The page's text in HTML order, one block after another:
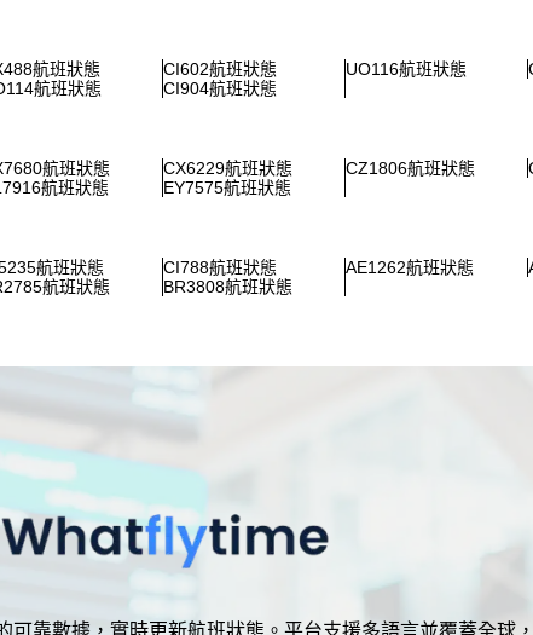
航班狀態 CI602航班狀態 UO116航班狀態
航班狀態 CI904航班狀態
航班狀態 CX6229航班狀態 CZ1806航班狀態
航班狀態 EY7575航班狀態
航班狀態 CI788航班狀態 AE1262航班狀態
航班狀態 BR3808航班狀態